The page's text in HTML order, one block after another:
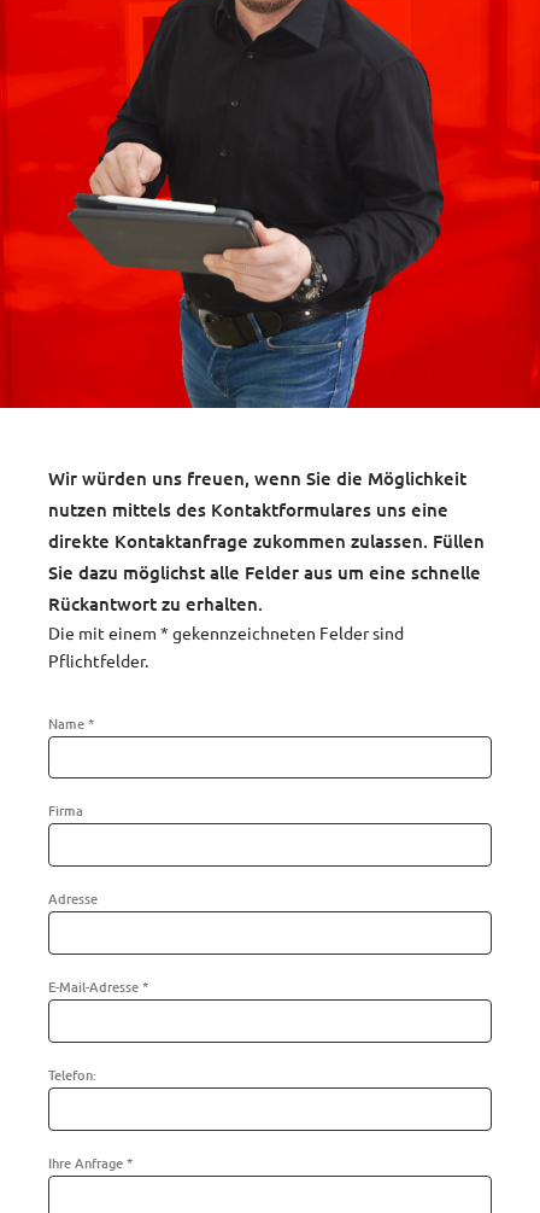
Wir würden uns freuen, wenn Sie die Möglichkeit
nutzen mittels des Kontaktformulares uns eine
direkte Kontaktanfrage zukommen zulassen. Füllen
Sie dazu möglichst alle Felder aus um eine schnelle
Rückantwort zu erhalten.
Die mit einem * gekennzeichneten Felder sind
Pflichtfelder.
Name *
Firma
Adresse
E-Mail-Adresse *
Telefon:
Ihre Anfrage *